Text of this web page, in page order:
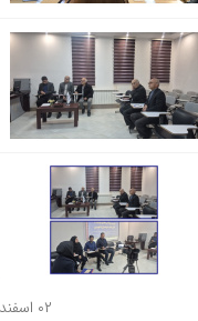
۰۲ اسفند ۱۴۰۴